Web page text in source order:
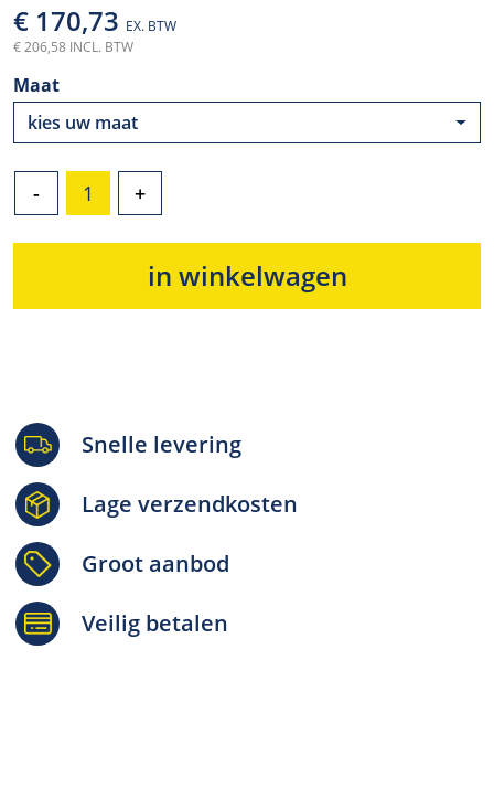
€ 170,73 EX. BTW
€ 206,58 INCL. BTW
Maat
kies uw maat
- +
in winkelwagen
Snelle levering
Lage verzendkosten
Groot aanbod
Veilig betalen